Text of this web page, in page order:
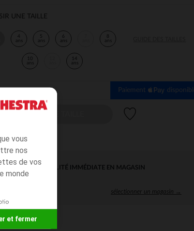
vous
nos
de vos
monde
et fermer
UNE TAILLE
4
ans
5
ans
6
ans
8
ans
10
ans
14
ans
Paiement
DISPONIBILITÉ IMMÉDIATE EN MAGASIN
sélectionner un magasin →